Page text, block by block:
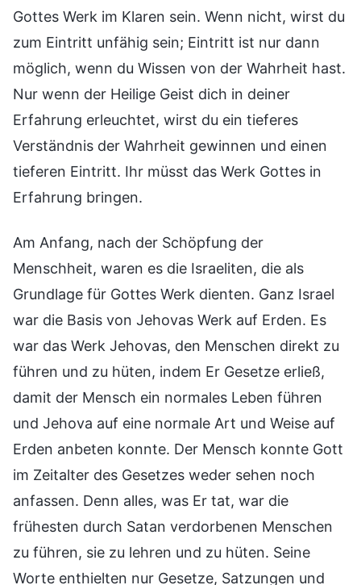
Gottes Werk im Klaren sein. Wenn nicht, wirst du
zum Eintritt unfähig sein; Eintritt ist nur dann
möglich, wenn du Wissen von der Wahrheit hast.
Nur wenn der Heilige Geist dich in deiner
Erfahrung erleuchtet, wirst du ein tieferes
Verständnis der Wahrheit gewinnen und einen
tieferen Eintritt. Ihr müsst das Werk Gottes in
Erfahrung bringen.
Am Anfang, nach der Schöpfung der
Menschheit, waren es die Israeliten, die als
Grundlage für Gottes Werk dienten. Ganz Israel
war die Basis von Jehovas Werk auf Erden. Es
war das Werk Jehovas, den Menschen direkt zu
führen und zu hüten, indem Er Gesetze erließ,
damit der Mensch ein normales Leben führen
und Jehova auf eine normale Art und Weise auf
Erden anbeten konnte. Der Mensch konnte Gott
im Zeitalter des Gesetzes weder sehen noch
anfassen. Denn alles, was Er tat, war die
frühesten durch Satan verdorbenen Menschen
zu führen, sie zu lehren und zu hüten. Seine
Worte enthielten nur Gesetze, Satzungen und